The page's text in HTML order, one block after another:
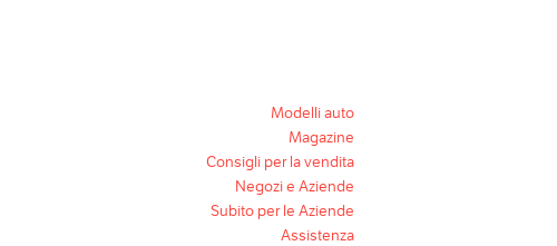
Modelli auto
Magazine
Consigli per la vendita
Negozi e Aziende
Subito per le Aziende
Assistenza